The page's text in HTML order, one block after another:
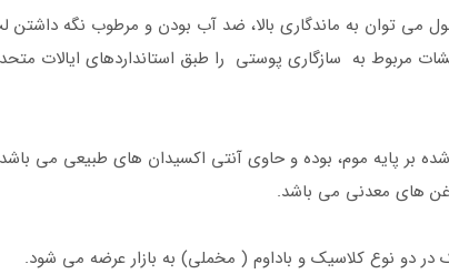
می توان به ماندگاری بالا، ضد آب بودن و مرطوب نگه
مربوط به سازگاری پوستی را طبق استانداردهای ایالات
بر پایه موم، بوده و حاوی آنتی اکسیدان های طبیعی می
های معدنی می باشد.
دو نوع کلاسیک و باداوم ( مخملی) به بازار عرضه می شود.